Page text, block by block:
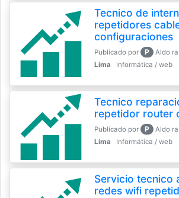
Tecnico de
repetidores
configuraciones
Publicado por P
Aldo
Lima
Informática / web
Tecnico
repetidor router
Publicado por P
Aldo
Lima
Informática / web
Servicio tecnico
redes wifi